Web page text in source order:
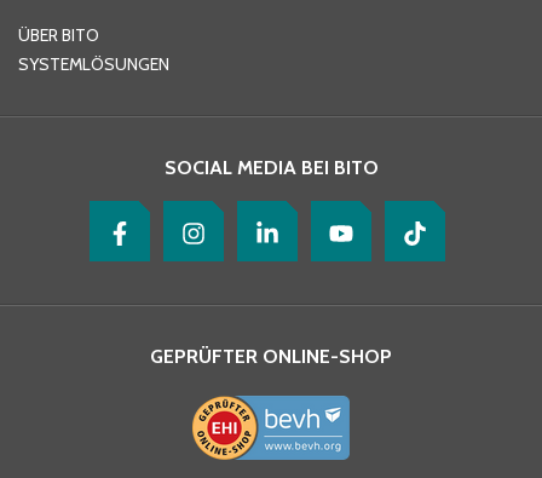
ÜBER BITO
SYSTEMLÖSUNGEN
SOCIAL MEDIA BEI BITO
GEPRÜFTER ONLINE-SHOP